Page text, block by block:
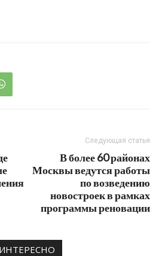
Следующая статья
В более 60 районах
Москвы ведутся работы
по возведению
новостроек в рамках
программы реновации